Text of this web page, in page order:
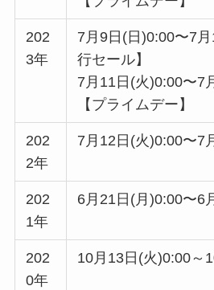
202
3年
7月9日(日)0:00〜7
行セール】
7月11日(火)0:00〜7
【プライムデー】
202
2年
7月12日(火)0:00〜7
202
1年
6月21日(月)0:00〜6
202
0年
10月13日(火)0:00～